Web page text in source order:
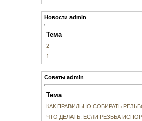
Новости admin
Тема
2
1
Советы admin
Тема
КАК ПРАВИЛЬНО СОБИРАТЬ
ЧТО ДЕЛАТЬ, ЕСЛИ РЕЗЬБА